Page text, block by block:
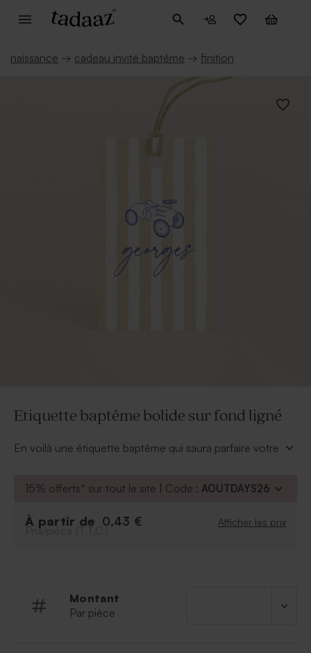
naissance → cadeau invité baptême → finition
Etiquette baptême bolide sur fond ligné
En voilà une étiquette baptême qui saura parfaire votre
* Cordelette livrée
15% offerts* sur tout le site | Code : AOUTDAYS26
À partir de 0,43 € Afficher les prix
Prix/pièce (T.T.C.)
Montant
Par pièce